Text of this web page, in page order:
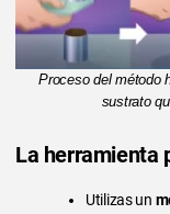
Proceso del método
sustrato
La herramienta
Utilizas un